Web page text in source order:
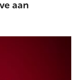
aan